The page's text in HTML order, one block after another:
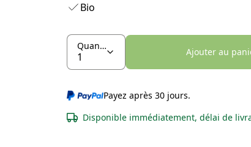
Bio
Quantité
Ajouter au
Payez après 30 jours.
Disponible immédiatement, délai de